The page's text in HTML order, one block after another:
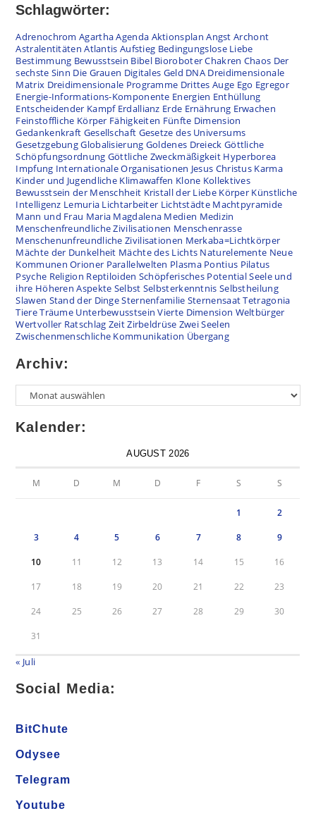
Schlagwörter:
Adrenochrom AgarthaAgenda Aktionsplan Angst Archont
Astralentitäten Atlantis Aufstieg Bedingungslose Liebe
Bestimmung Bewusstsein Bibel BioroboterChakren Chaos Der
sechste Sinn Die Grauen Digitales Geld DNA Dreidimensionale
Matrix Dreidimensionale Programme Drittes Auge Ego Egregor
Energie-Informations-Komponente Energien Enthüllung
Entscheidender Kampf Erdallianz Erde Ernährung Erwachen
Feinstoffliche Körper Fähigkeiten Fünfte Dimension
Gedankenkraft Gesellschaft Gesetze des Universums
GesetzgebungGlobalisierung Goldenes Dreieck Göttliche
Schöpfungsordnung Göttliche Zweckmäßigkeit Hyperborea
Impfung Internationale Organisationen Jesus Christus Karma
Kinder und Jugendliche Klimawaffen Klone Kollektives
Bewusstsein der Menschheit Kristall der Liebe Körper Künstliche
Intelligenz Lemuria Lichtarbeiter Lichtstädte Machtpyramide
Mann und Frau Maria Magdalena Medien Medizin
Menschenfreundliche Zivilisationen Menschenrasse
Menschenunfreundliche Zivilisationen Merkaba=Lichtkörper
Mächte der Dunkelheit Mächte des Lichts Naturelemente Neue
Kommunen Orioner Parallelwelten Plasma Pontius Pilatus
Psyche Religion Reptiloiden Schöpferisches PotentialSeele und
ihre Höheren Aspekte Selbst Selbsterkenntnis Selbstheilung
Slawen Stand der DingeSternenfamilie SternensaatTetragonia
TiereTräume Unterbewusstsein Vierte Dimension Weltbürger
Wertvoller Ratschlag ZeitZirbeldrüse Zwei Seelen
Zwischenmenschliche Kommunikation Übergang
Archiv:
Kalender:
AUGUST 2026
M D M D F S S
1 2
3 4 5 6 7 8 9
10 11 12 13 14 15 16
17 18 19 20 21 22 23
24 25 26 27 28 29 30
31
« Juli
Social Media:
BitChute
Odysee
Telegram
Youtube